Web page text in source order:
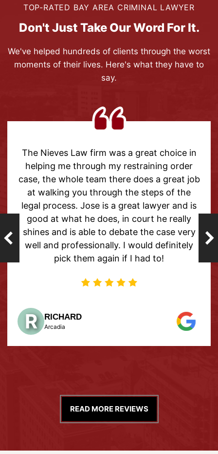
TOP-RATED BAY AREA CRIMINAL LAWYER
Don't Just Take Our Word For It.
We've helped hundreds of clients through the worst
moments of their lives. Here's what they have to
say.
choice in
order
great job
of the
and is
really
very
definitely
Thank you to my attorney Grace
help with my case. It took
outcome has made me so happy
able to move forward with my
forget the past. Everyone at
from the beginning to the end
helpful and supportive. I highly
The Nieves Law Firm!
M
READ MORE REVIEWS